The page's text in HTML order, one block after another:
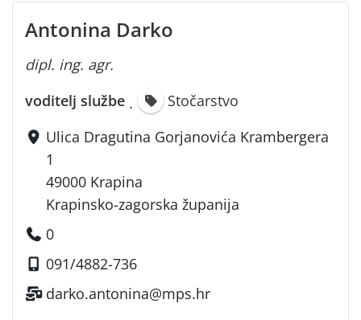
Antonina Darko
dipl. ing. agr.
voditelj službe ·
Stočarstvo
Ulica Dragutina Gorjanovića Krambergera
1
49000 Krapina
Krapinsko-zagorska županija
0
091/4882-736
darko.antonina@mps.hr